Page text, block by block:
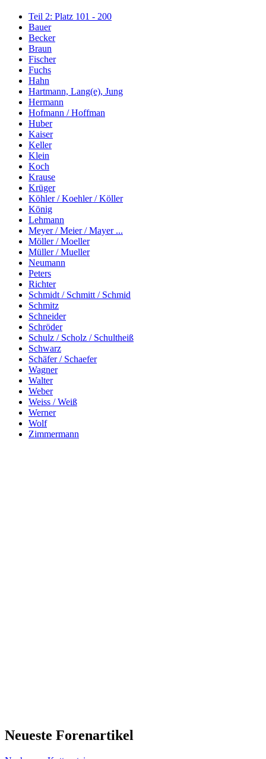
Teil 2: Platz 101 - 200
Bauer
Becker
Braun
Fischer
Fuchs
Hahn
Hartmann, Lang(e), Jung
Hermann
Hofmann / Hoffman
Huber
Kaiser
Keller
Klein
Koch
Krause
Krüger
Köhler / Koehler / Köller
König
Lehmann
Meyer / Meier / Mayer ...
Möller / Moeller
Müller / Mueller
Neumann
Peters
Richter
Schmidt / Schmitt / Schmid
Schmitz
Schneider
Schröder
Schulz / Scholz / Schultheiß
Schwarz
Schäfer / Schaefer
Wagner
Walter
Weber
Weiss / Weiß
Werner
Wolf
Zimmermann
Neueste Forenartikel